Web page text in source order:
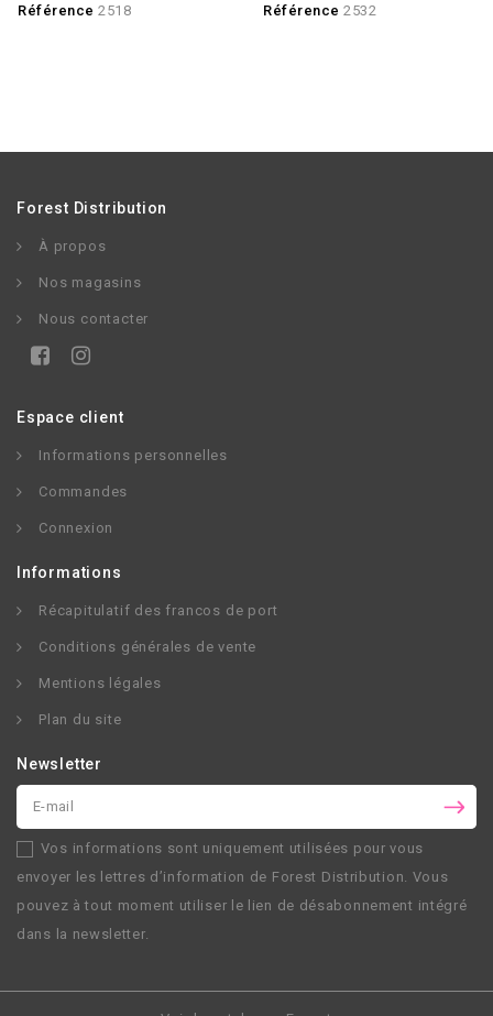
Référence 2518 Référence 2532
Forest Distribution
À propos
Nos magasins
Nous contacter
Espace client
Informations personnelles
Commandes
Connexion
Informations
Récapitulatif des francos de port
Conditions générales de vente
Mentions légales
Plan du site
Newsletter
Vos informations sont uniquement utilisées pour vous
envoyer les lettres d’information de Forest Distribution . Vous
pouvez à tout moment utiliser le lien de désabonnement intégré
dans la newsletter.